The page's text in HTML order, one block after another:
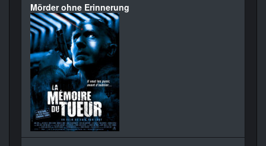
Mörder ohne Erinnerung